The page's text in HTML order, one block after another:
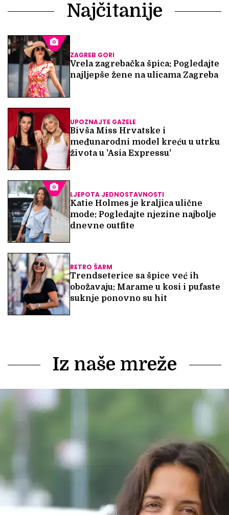
Najčitanije
ZAGREB GORI
Vrela zagrebačka špica: Pogledajte
najljepše žene na ulicama Zagreba
UPOZNAJTE GAZELE
Bivša Miss Hrvatske i
međunarodni model kreću u utrku
života u 'Asia Expressu'
LJEPOTA JEDNOSTAVNOSTI
Katie Holmes je kraljica ulične
mode: Pogledajte njezine najbolje
dnevne outfite
RETRO ŠARM
Trendseterice sa špice već ih
obožavaju: Marame u kosi i pufaste
suknje ponovno su hit
Iz naše mreže